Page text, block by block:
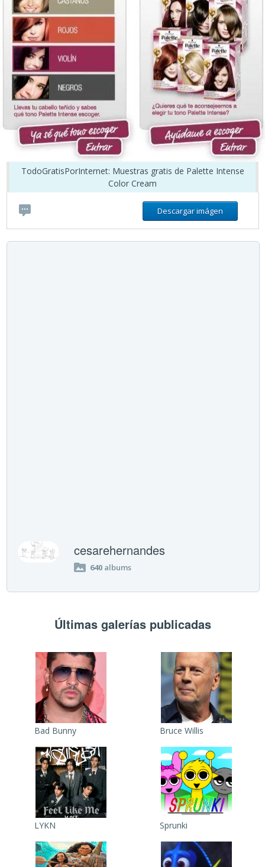
TodoGratisPorInternet: Muestras gratis de Palette Intense
Color Cream
Descargar imágen
cesarehernandes
640 albums
Últimas galerías publicadas
Bad Bunny Bruce Willis
LYKN Sprunki